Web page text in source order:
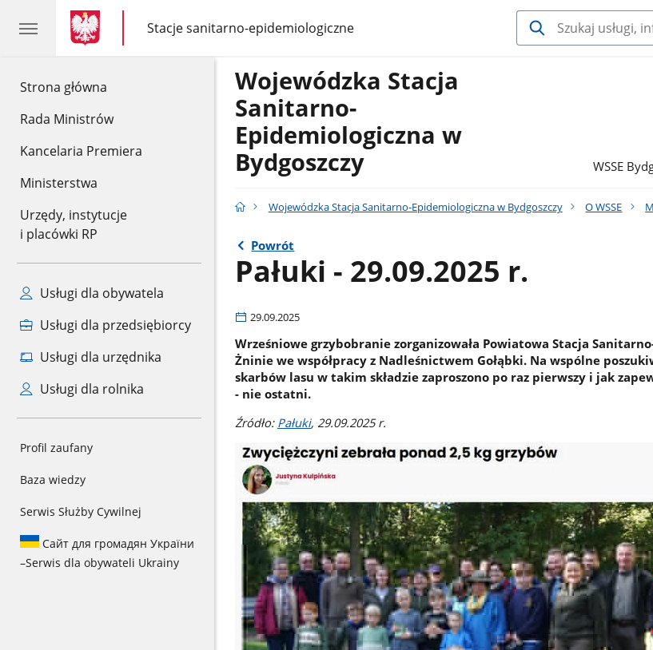
Strona główna
Rada Ministrów
Kancelaria Premiera
Ministerstwa
Urzędy, instytucje
i placówki RP
Usługi dla obywatela
Usługi dla przedsiębiorcy
Usługi dla urzędnika
Usługi dla rolnika
Profil zaufany
Baza wiedzy
Serwis Służby Cywilnej
Сайт для громадян України
–Serwis dla obywateli Ukrainy
gov.pl
gov.pl
Stacje sanitarno-epidemiologiczne
gov.pl
Stacje
sanitarno-
epidemiologiczne
Wojewódzka Stacja
Sanitarno-
Epidemiologiczna w
Bydgoszczy
WSSE
Wojewódzka Stacja Sanitarno-Epidemiologiczna w Bydgoszczy O WSSE
Powrót
Pałuki - 29.09.2025 r.
29.09.2025
Wrześniowe grzybobranie zorganizowała Powiatowa Stacja
Żninie we współpracy z Nadleśnictwem Gołąbki. Na wspólne
skarbów lasu w takim składzie zaproszono po raz pierwszy i jak
- nie ostatni.
Źródło: Pałuki, 29.09.2025 r.